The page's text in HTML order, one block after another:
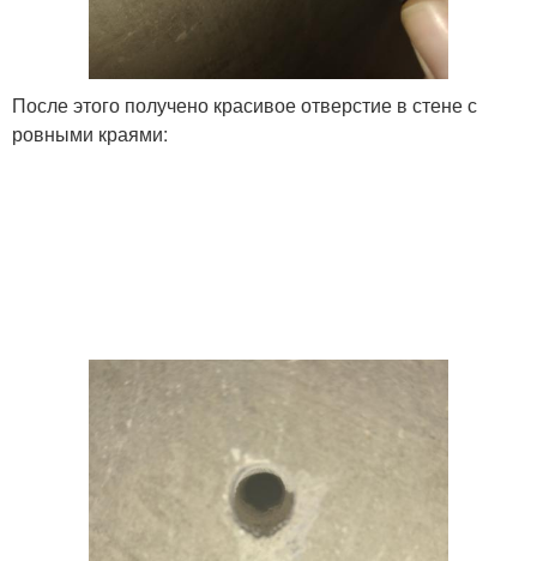
После этого получено красивое отверстие в стене с
ровными краями: